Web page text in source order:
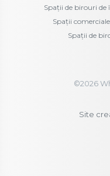
Spații de birouri
Spații
Spații de
©2026
Site